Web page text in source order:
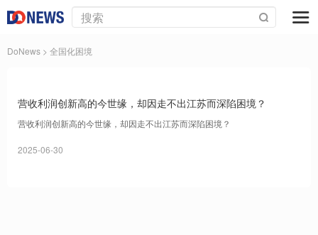
DoNews > 全国化困境
营收利润创新高的今世缘，却因走不出江苏而深陷困境？
营收利润创新高的今世缘，却因走不出江苏而深陷困境？
2025-06-30